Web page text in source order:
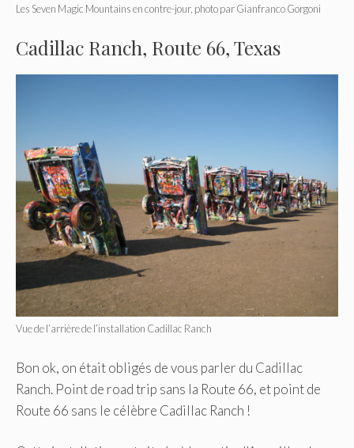
Les Seven Magic Mountains en contre-jour, photo par Gianfranco Gorgoni
Cadillac Ranch, Route 66, Texas
Vue de l’arrière de l’installation Cadillac Ranch
Bon ok, on était obligés de vous parler du Cadillac
Ranch. Point de road trip sans la Route 66, et point de
Route 66 sans le célèbre Cadillac Ranch !